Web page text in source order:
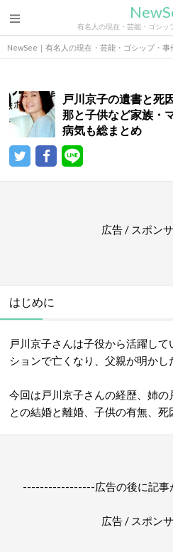
有名人の現在・芸能・ゴシッ
NewSee｜有名人の現在・芸能・ゴシップ・事
戸川京子の遺書と死
那と子供など家族・
病気も総まとめ
広告 / スポン
はじめに
戸川京子さんは子役から活躍し
ションで亡くなり、父親が明かし
今回は戸川京子さんの経歴、姉
との結婚と離婚、子供の有無、死
-----------------広告の後に記
広告 / スポン